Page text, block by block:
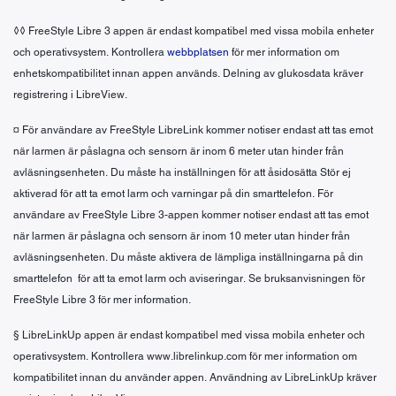
◊◊ FreeStyle Libre 3 appen är endast kompatibel med vissa mobila enheter
och operativsystem. Kontrollera webbplatsen för mer information om
enhetskompatibilitet innan appen används. Delning av glukosdata kräver
registrering i LibreView.
¤ För användare av FreeStyle LibreLink kommer notiser endast att tas emot
när larmen är påslagna och sensorn är inom 6 meter utan hinder från
avläsningsenheten. Du måste ha inställningen för att åsidosätta Stör ej
aktiverad för att ta emot larm och varningar på din smarttelefon. För
användare av FreeStyle Libre 3-appen kommer notiser endast att tas emot
när larmen är påslagna och sensorn är inom 10 meter utan hinder från
avläsningsenheten. Du måste aktivera de lämpliga inställningarna på din
smarttelefon för att ta emot larm och aviseringar. Se bruksanvisningen för
FreeStyle Libre 3 för mer information.
§ LibreLinkUp appen är endast kompatibel med vissa mobila enheter och
operativsystem. Kontrollera www.librelinkup.com för mer information om
kompatibilitet innan du använder appen. Användning av LibreLinkUp kräver